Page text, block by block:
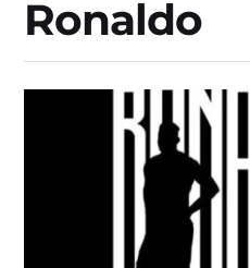
Ronaldo